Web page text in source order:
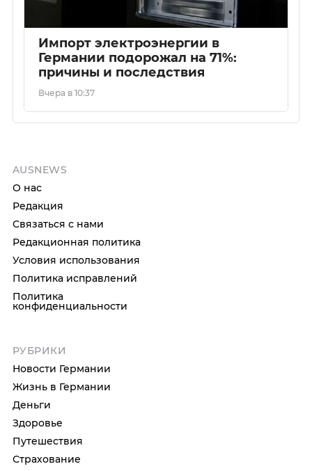
Импорт электроэнергии в
Германии подорожал на 71%:
причины и последствия
Вчера в 10:37
AUSNEWS
О нас
Редакция
Связаться с нами
Редакционная политика
Условия использования
Политика исправлений
Политика
конфиденциальности
РУБРИКИ
Новости Германии
Жизнь в Германии
Деньги
Здоровье
Путешествия
Страхование